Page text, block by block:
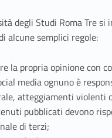
degli Studi Roma Tre
alcune semplici regole:
la propria opinione con
media ognuno è
atteggiamenti violenti
pubblicati devono
di terzi;